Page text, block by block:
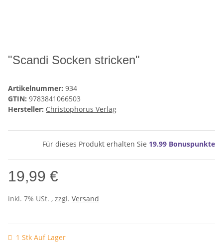
"Scandi Socken stricken"
Artikelnummer: 934
GTIN: 9783841066503
Hersteller: Christophorus Verlag
Für dieses Produkt erhalten Sie 19.99 Bonuspunkte
19,99 €
inkl. 7% USt. , zzgl. Versand
1 Stk Auf Lager